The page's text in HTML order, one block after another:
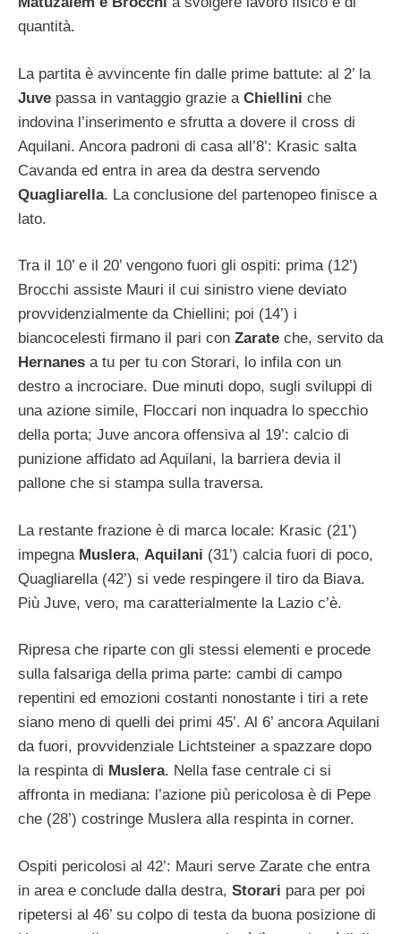
quantità.
La partita è avvincente fin dalle prime battute: al 2’ la
Juve passa in vantaggio grazie a Chiellini che
indovina l’inserimento e sfrutta a dovere il cross di
Aquilani. Ancora padroni di casa all’8’: Krasic salta
Cavanda ed entra in area da destra servendo
Quagliarella. La conclusione del partenopeo finisce a
lato.
Tra il 10’ e il 20’ vengono fuori gli ospiti: prima (12’)
Brocchi assiste Mauri il cui sinistro viene deviato
provvidenzialmente da Chiellini; poi (14’) i
biancocelesti firmano il pari con Zarate che, servito da
Hernanes a tu per tu con Storari, lo infila con un
destro a incrociare. Due minuti dopo, sugli sviluppi di
una azione simile, Floccari non inquadra lo specchio
della porta; Juve ancora offensiva al 19’: calcio di
punizione affidato ad Aquilani, la barriera devia il
pallone che si stampa sulla traversa.
La restante frazione è di marca locale: Krasic (21’)
impegna Muslera, Aquilani (31’) calcia fuori di poco,
Quagliarella (42’) si vede respingere il tiro da Biava.
Più Juve, vero, ma caratterialmente la Lazio c’è.
Ripresa che riparte con gli stessi elementi e procede
sulla falsariga della prima parte: cambi di campo
repentini ed emozioni costanti nonostante i tiri a rete
siano meno di quelli dei primi 45’. Al 6’ ancora Aquilani
da fuori, provvidenziale Lichtsteiner a spazzare dopo
la respinta di Muslera. Nella fase centrale ci si
affronta in mediana: l’azione più pericolosa è di Pepe
che (28’) costringe Muslera alla respinta in corner.
Ospiti pericolosi al 42’: Mauri serve Zarate che entra
in area e conclude dalla destra, Storari para per poi
ripetersi al 46’ su colpo di testa da buona posizione di